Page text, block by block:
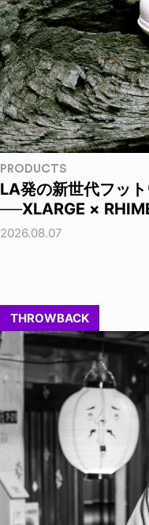
PRODUCTS
LA発の新世代フッ
──XLARGE ×
2026.08.07
THROWBACK